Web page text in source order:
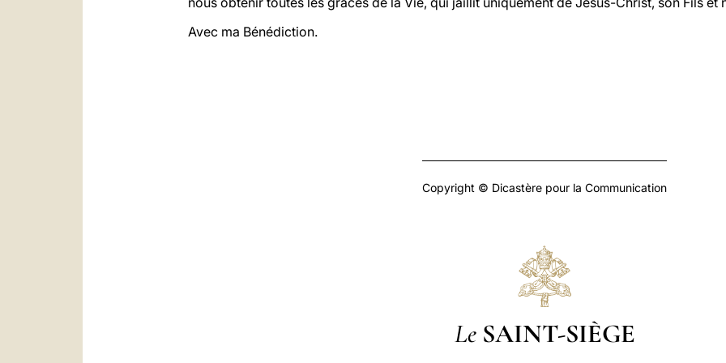
Avec ma Bénédiction.
Copyright © Dicastère pour la Communication
Le SAINT-SIÈGE